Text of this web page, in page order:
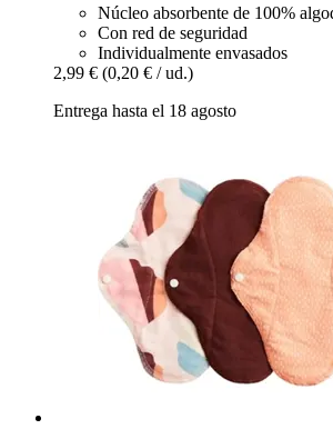
Núcleo absorbente de 100%
Con red de seguridad
Individualmente envasados
2,99 € (0,20 € / ud.)
Entrega hasta el 18 agosto